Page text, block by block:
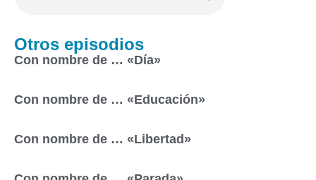
Otros episodios
Con nombre de … «Día»
Con nombre de … «Educación»
Con nombre de … «Libertad»